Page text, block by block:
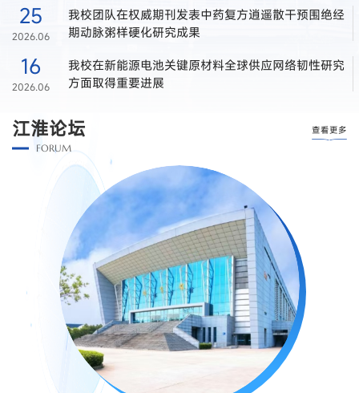
25
2026.06
我校团队在权威期刊发表中药复方逍遥散干预围绝经
期动脉粥样硬化研究成果
16
2026.06
我校在新能源电池关键原材料全球供应网络韧性研究
方面取得重要进展
江淮论坛
FORUM
查看更多